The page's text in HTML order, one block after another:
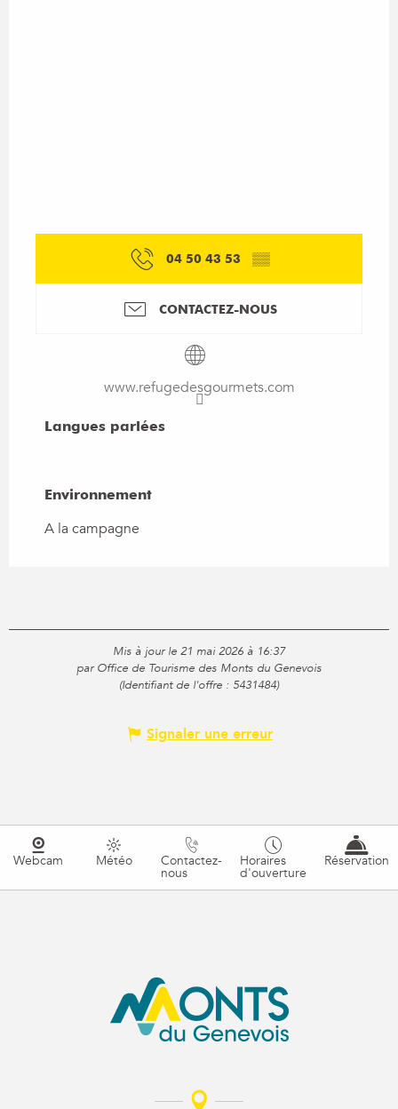
04 50 43 53 ▒▒
CONTACTEZ-NOUS
www.refugedesgourmets.com
Langues parlées
Langues parlées
Environnement
Environnement
A la campagne
Mis à jour le 21 mai 2026 à 16:37
par Office de Tourisme des Monts du Genevois
(Identifiant de l'offre : 5431484)
Signaler une erreur
Webcam Météo Contactez-
nous
Horaires
d'ouverture
Réservation